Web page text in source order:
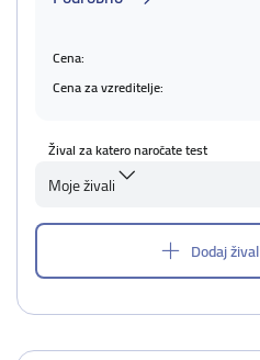
Cena:
Cena za vzreditelje:
Žival za katero naročate test
Moje živali
Dodaj žival